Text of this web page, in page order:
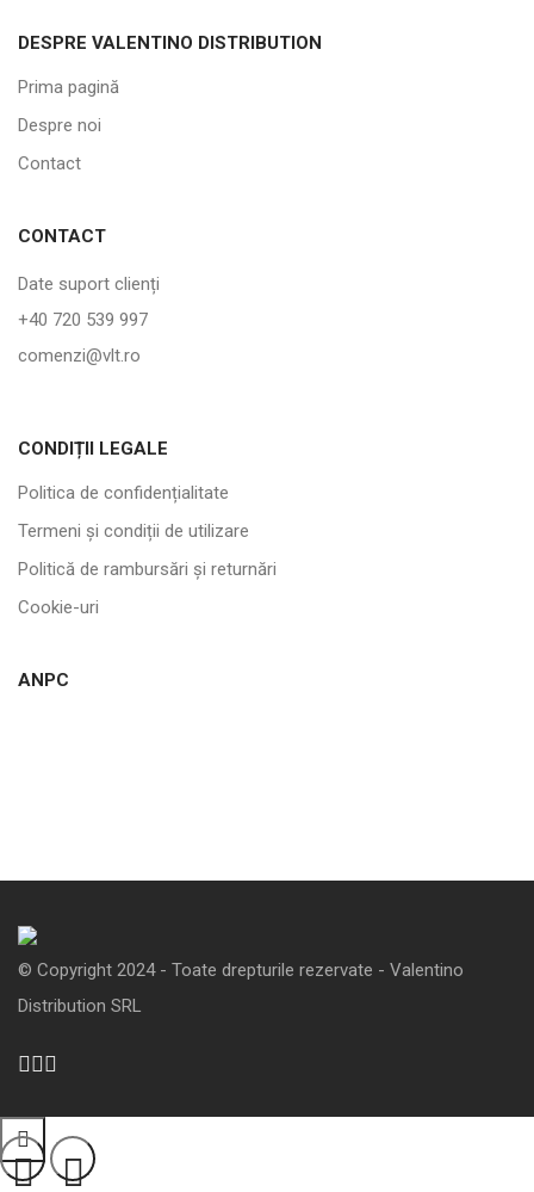
DESPRE VALENTINO DISTRIBUTION
Prima pagină
Despre noi
Contact
CONTACT
Date suport clienți
+40 720 539 997
comenzi@vlt.ro
CONDIȚII LEGALE
Politica de confidențialitate
Termeni și condiții de utilizare
Politică de rambursări și returnări
Cookie-uri
ANPC
© Copyright 2024 - Toate drepturile rezervate - Valentino
Distribution SRL